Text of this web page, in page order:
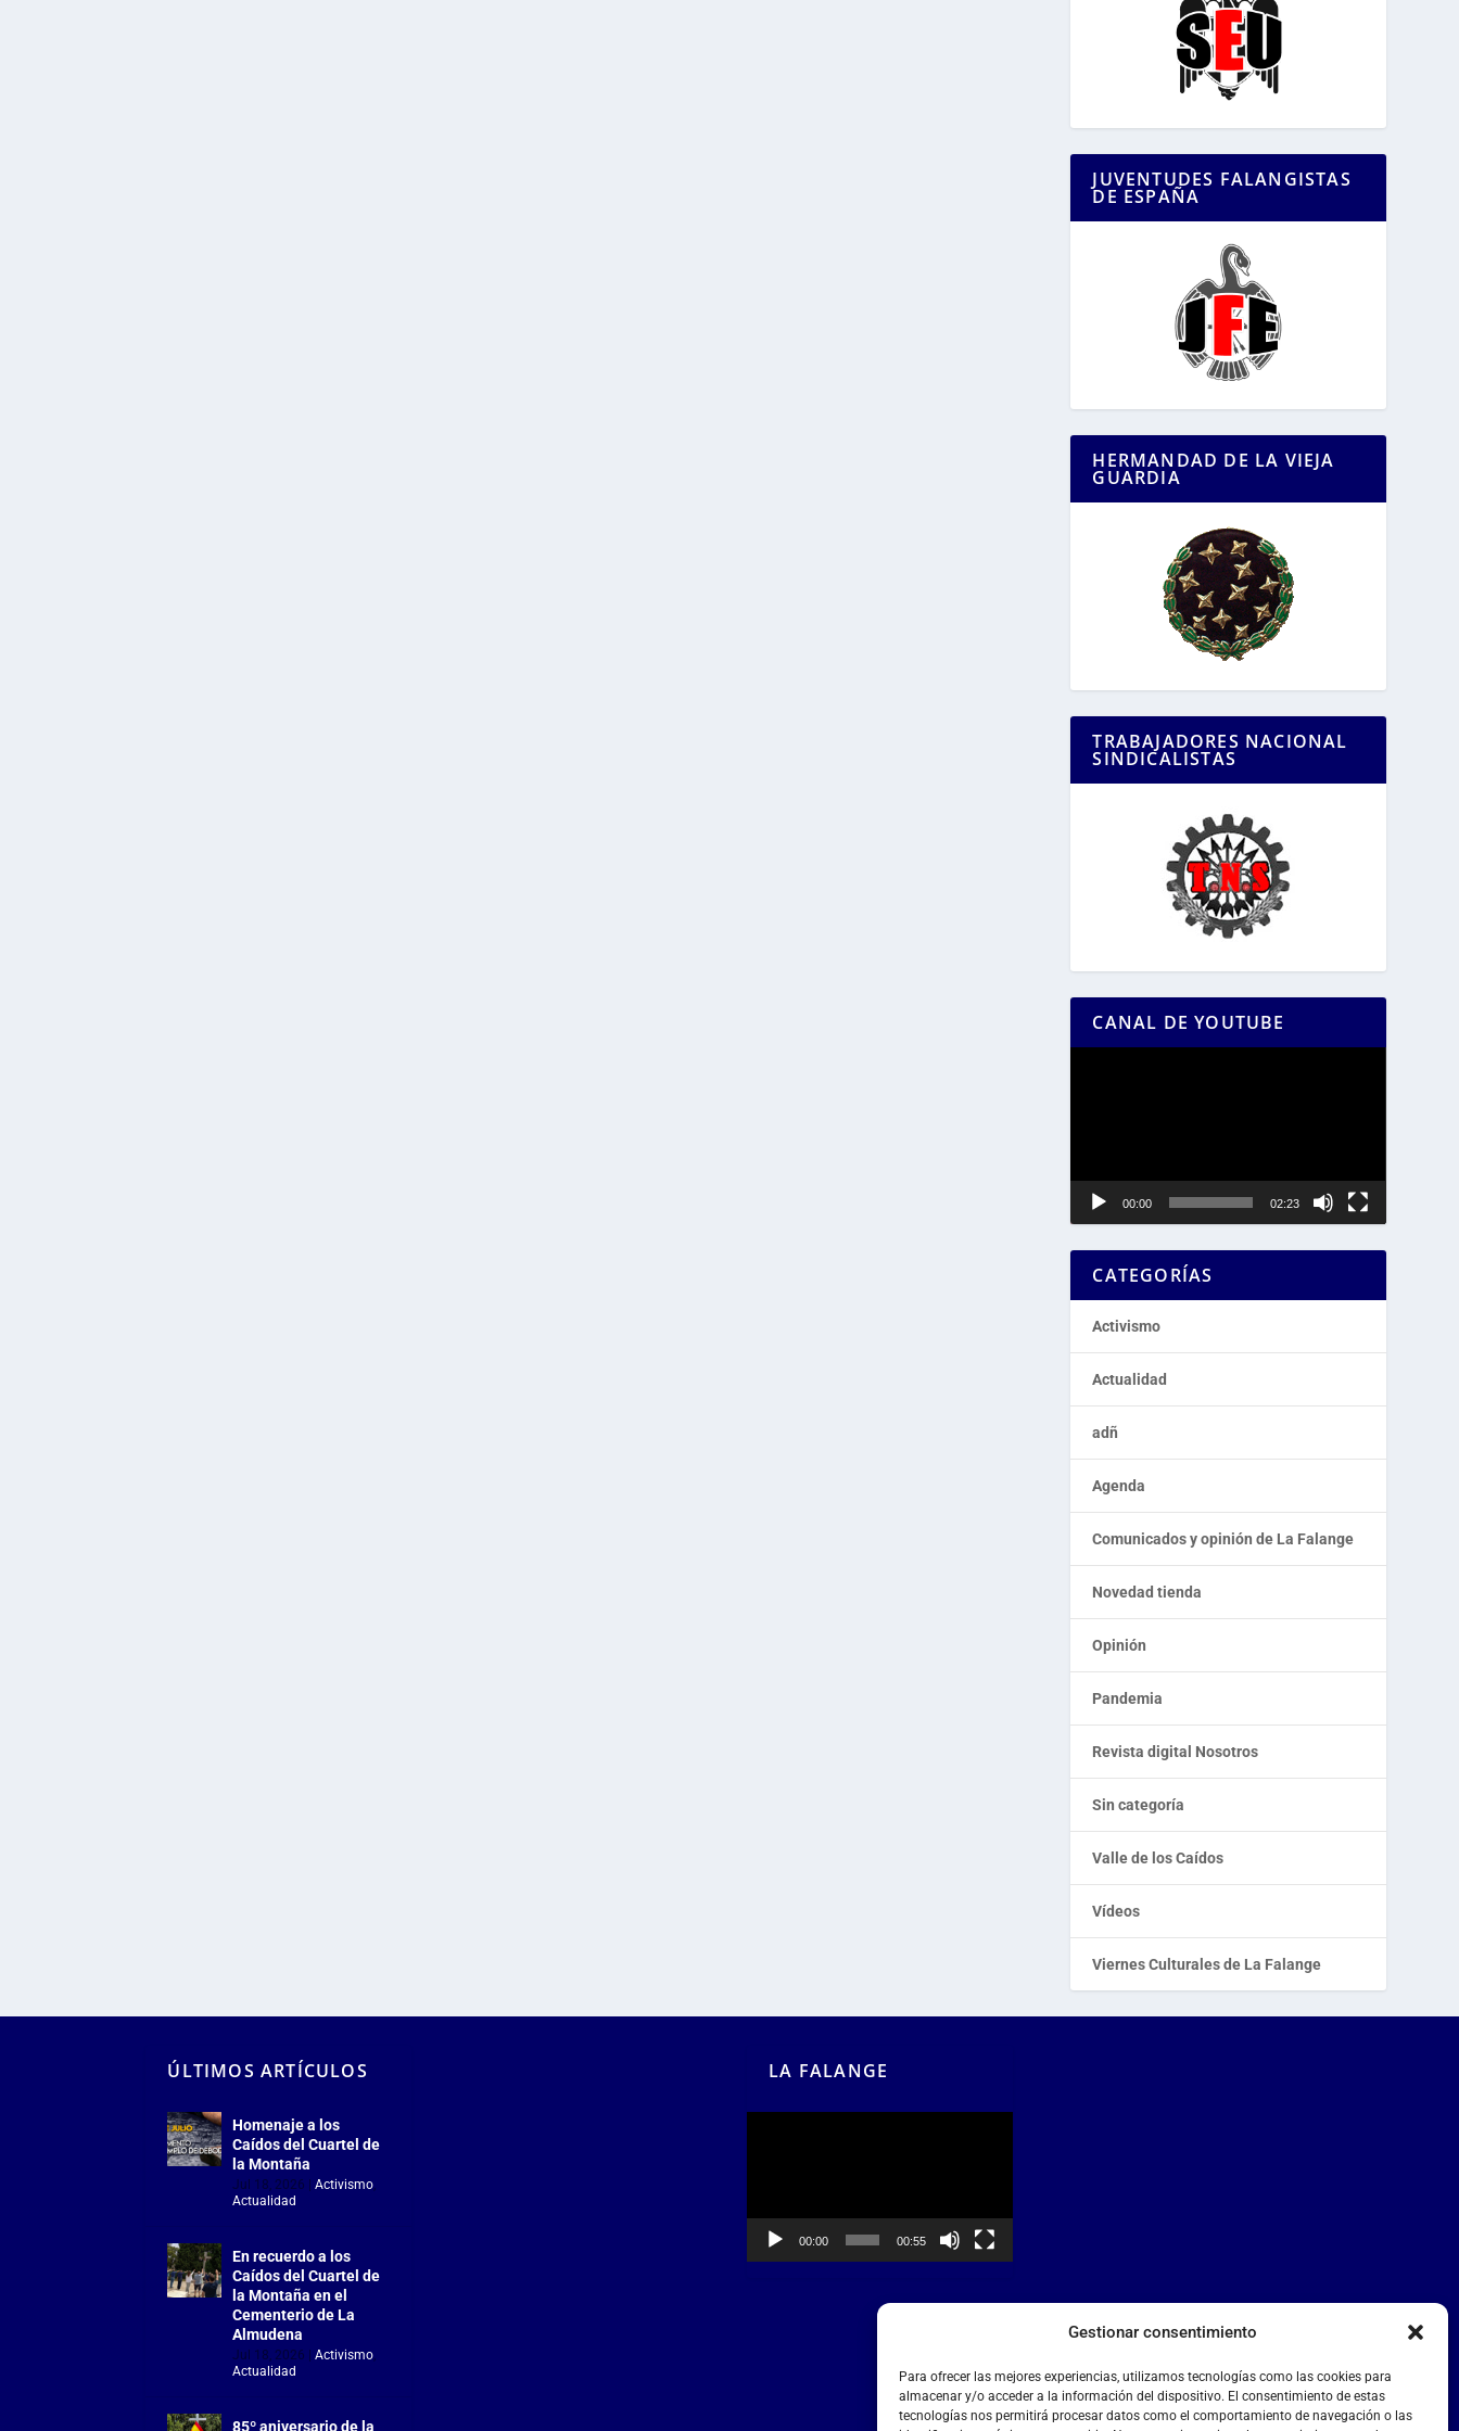
Gestionar consentimiento
Para ofrecer las mejores experiencias, utilizamos tecnologías como las cookies para
almacenar y/o acceder a la información del dispositivo. El consentimiento de estas
tecnologías nos permitirá procesar datos como el comportamiento de navegación o las
JUVENTUDES FALANGISTAS
DE ESPAÑA
HERMANDAD DE LA VIEJA
GUARDIA
TRABAJADORES NACIONAL
SINDICALISTAS
CANAL DE YOUTUBE
00:00 02:23
CATEGORÍAS
Activismo
Actualidad
adñ
Agenda
Comunicados y opinión de La Falange
Novedad tienda
Opinión
Pandemia
Revista digital Nosotros
Sin categoría
Valle de los Caídos
Vídeos
Viernes Culturales de La Falange
ÚLTIMOS ARTÍCULOS
Homenaje a los
Caídos del Cuartel de
la Montaña
Jul 18, 2026 |Activismo,
Actualidad
En recuerdo a los
Caídos del Cuartel de
la Montaña en el
Cementerio de La
Almudena
Jul 18, 2026 |Activismo,
Actualidad
85º aniversario de la
LA FALANGE
00:00 00:55